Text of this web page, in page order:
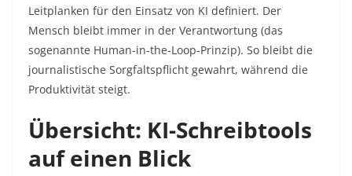
Leitplanken für den Einsatz von KI definiert. Der
Mensch bleibt immer in der Verantwortung (das
sogenannte Human-in-the-Loop-Prinzip). So bleibt die
journalistische Sorgfaltspflicht gewahrt, während die
Produktivität steigt.
Übersicht: KI-Schreibtools
auf einen Blick